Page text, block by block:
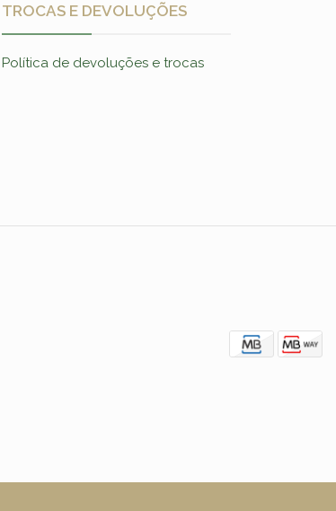
TROCAS E DEVOLUÇÕES
Política de devoluções e trocas